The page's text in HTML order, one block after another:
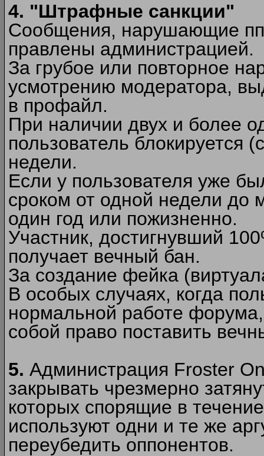
4. "Штрафные санкции"
Сообщения, нарушающие
правлены администрацией.
За грубое или повторное
усмотрению модератора,
в профайл.
При наличии двух и более
пользователь блокируется
недели.
Если у пользователя уже
сроком от одной недели до
один год или пожизненно.
Участник, достигнувший
получает вечный бан.
За создание фейка
В особых случаях, когда
нормальной работе
собой право поставить
5. Администрация Froster
закрывать чрезмерно
которых спорящие в
используют одни и те же
переубедить оппонентов.